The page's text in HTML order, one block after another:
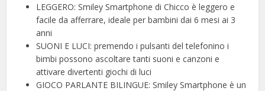
LEGGERO: Smiley Smartphone di Chicco è leggero e
facile da afferrare, ideale per bambini dai 6 mesi ai 3
anni
SUONI E LUCI: premendo i pulsanti del telefonino i
bimbi possono ascoltare tanti suoni e canzoni e
attivare divertenti giochi di luci
GIOCO PARLANTE BILINGUE: Smiley Smartphone è un